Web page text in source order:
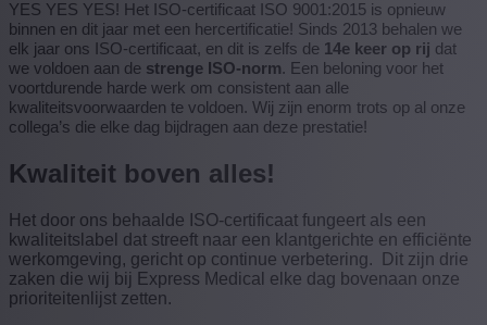
YES YES YES! Het ISO-certificaat ISO 9001:2015 is opnieuw
binnen en dit jaar met een hercertificatie! Sinds 2013 behalen we
elk jaar ons ISO-certificaat, en dit is zelfs de 14e keer op rij dat
we voldoen aan de strenge ISO-norm. Een beloning voor het
voortdurende harde werk om consistent aan alle
kwaliteitsvoorwaarden te voldoen. Wij zijn enorm trots op al onze
collega’s die elke dag bijdragen aan deze prestatie!
Kwaliteit boven alles!
Het door ons behaalde ISO-certificaat fungeert als een
kwaliteitslabel dat streeft naar een klantgerichte en efficiënte
werkomgeving, gericht op continue verbetering. Dit zijn drie
zaken die wij bij Express Medical elke dag bovenaan onze
prioriteitenlijst zetten.